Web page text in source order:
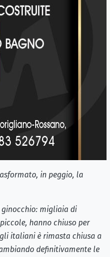
in peggio, la
ginocchio: migliaia di
hanno chiuso per
italiani è rimasta chiusa a
definitivamente le